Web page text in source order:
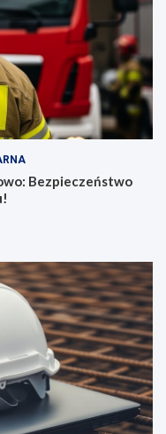
Bezpieczeństwo